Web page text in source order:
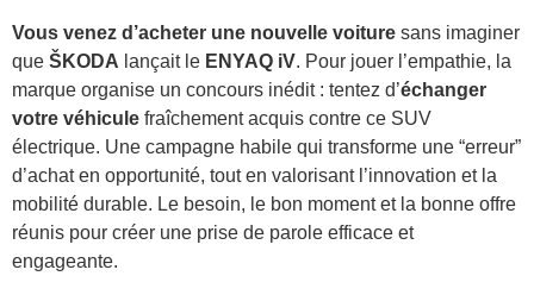
Vous venez d’acheter une nouvelle voiture sans imaginer
que ŠKODA lançait le ENYAQ iV. Pour jouer l’empathie, la
marque organise un concours inédit : tentez d’échanger
votre véhicule fraîchement acquis contre ce SUV
électrique. Une campagne habile qui transforme une “erreur”
d’achat en opportunité, tout en valorisant l’innovation et la
mobilité durable. Le besoin, le bon moment et la bonne offre
réunis pour créer une prise de parole efficace et
engageante.